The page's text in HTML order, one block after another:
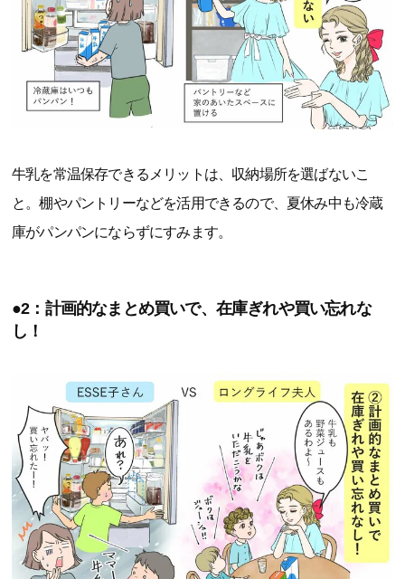
牛乳を常温保存できるメリットは、収納場所を選ばないこ
と。棚やパントリーなどを活用できるので、夏休み中も冷蔵
庫がパンパンにならずにすみます。
●2：計画的なまとめ買いで、在庫ぎれや買い忘れな
し！